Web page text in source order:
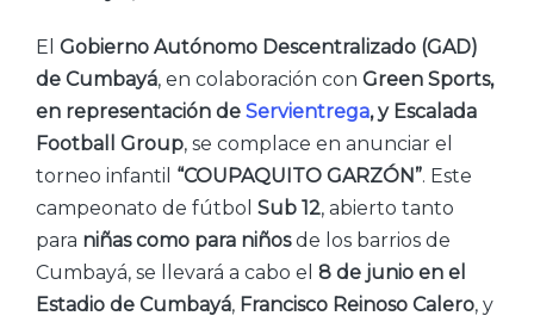
El Gobierno Autónomo Descentralizado (GAD)
de Cumbayá, en colaboración con Green Sports,
en representación de Servientrega, y Escalada
Football Group, se complace en anunciar el
torneo infantil “COUPAQUITO GARZÓN”. Este
campeonato de fútbol Sub 12, abierto tanto
para niñas como para niñosde los barrios de
Cumbayá, se llevará a cabo el 8 de junio en el
Estadio de Cumbayá, Francisco Reinoso Calero, y